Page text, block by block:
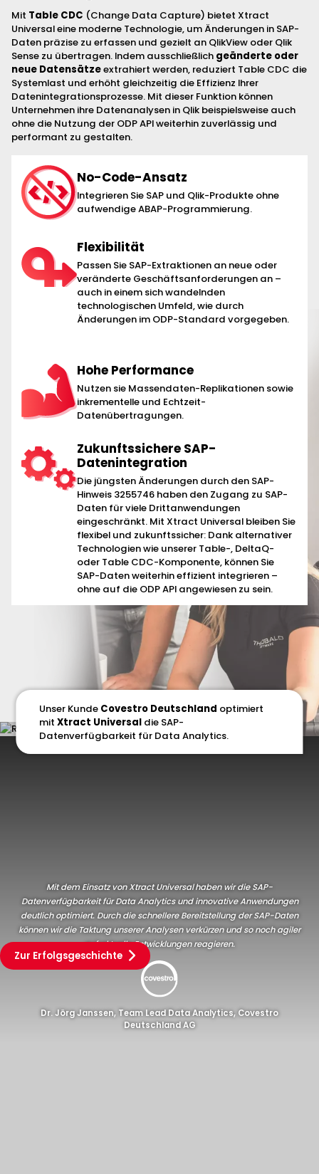
Mit Table CDC (Change Data Capture) bietet Xtract
Universal eine moderne Technologie, um Änderungen in SAP-
Daten präzise zu erfassen und gezielt an QlikView oder Qlik
Sense zu übertragen. Indem ausschließlich geänderte oder
neue Datensätzeextrahiert werden, reduziert Table CDC die
Systemlast und erhöht gleichzeitig die Effizienz Ihrer
Datenintegrationsprozesse. Mit dieser Funktion können
Unternehmen ihre Datenanalysen in Qlik beispielsweise auch
ohne die Nutzung der ODP API weiterhin zuverlässig und
performant zu gestalten.
No-Code-Ansatz
Integrieren Sie SAP und Qlik-Produkte ohne
aufwendige ABAP-Programmierung.
Flexibilität
Passen Sie SAP-Extraktionen an neue oder
veränderte Geschäftsanforderungen an –
auch in einem sich wandelnden
technologischen Umfeld, wie durch
Änderungen im ODP-Standard vorgegeben.
Hohe Performance
Nutzen sie Massendaten-Replikationen sowie
inkrementelle und Echtzeit-
Datenübertragungen.
Zukunftssichere SAP-
Datenintegration
Die jüngsten Änderungen durch den SAP-
Hinweis 3255746 haben den Zugang zu SAP-
Daten für viele Drittanwendungen
eingeschränkt. Mit Xtract Universal bleiben Sie
flexibel und zukunftssicher: Dank alternativer
Technologien wie unserer Table-, DeltaQ-
oder Table CDC-Komponente, können Sie
SAP-Daten weiterhin effizient integrieren –
ohne auf die ODP API angewiesen zu sein.
Unser Kunde Covestro Deutschland optimiert
mitXtract Universal die SAP-
Datenverfügbarkeit für Data Analytics.
Mit dem Einsatz von Xtract Universalhaben wir die SAP-
Datenverfügbarkeit für Data Analytics und innovative Anwendungen
deutlich optimiert. Durch die schnellere Bereitstellung der SAP-Daten
können wir die Taktung unserer Analysen verkürzen und so noch agiler
auf aktuelle Entwicklungen reagieren.
Dr. Jörg Janssen, Team Lead Data Analytics, Covestro
Deutschland AG
Zur Erfolgsgeschichte